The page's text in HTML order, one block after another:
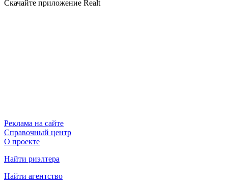
Скачайте приложение Realt
Реклама на сайте
Справочный центр
О проекте
Найти риэлтера
Найти агентство